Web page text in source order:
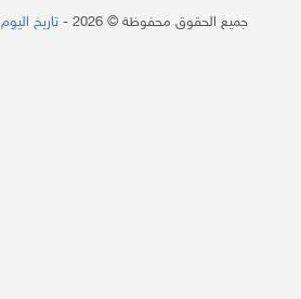
جميع الحقوق محفوظة © 2026 - تاريخ اليوم